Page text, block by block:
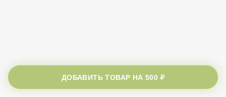
ДОБАВИТЬ ТОВАР НА500 ₽